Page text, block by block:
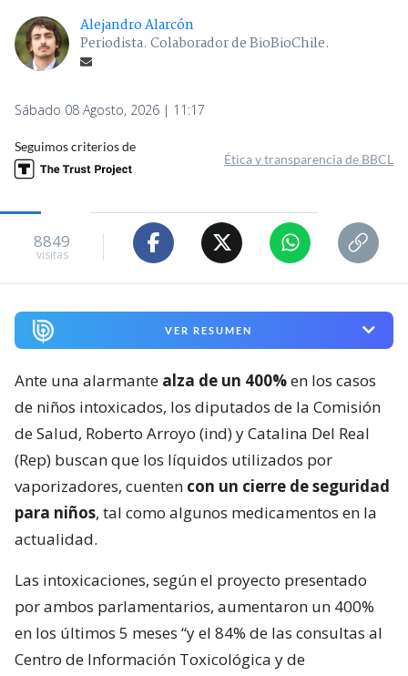
Alejandro Alarcón
Periodista. Colaborador de BioBioChile.
Sábado 08 Agosto, 2026 | 11:17
Seguimos criterios de
Ética y transparencia de BBCL
8849
visitas
VER RESUMEN
Ante una alarmante alza de un 400%en los casos
de niños intoxicados, los diputados de la Comisión
de Salud, Roberto Arroyo (ind) y Catalina Del Real
(Rep) buscan que los líquidos utilizados por
vaporizadores, cuenten con un cierre de seguridad
para niños, tal como algunos medicamentos en la
actualidad.
Las intoxicaciones, según el proyecto presentado
por ambos parlamentarios, aumentaron un 400%
en los últimos 5 meses “y el 84% de las consultas al
Centro de Información Toxicológica y de